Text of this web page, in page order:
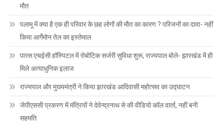
मौत
पलामू में क्या है एक ही परिवार के छह लोगों की मौत का कारण ? परिजनों का दावा- नहीं
किया आर्गेमोन तेल का इस्तेमाल
पारस एचईसी हॉस्पिटल में रोबोटिक सर्जरी सुविधा शुरू, राज्यपाल बोले- झारखंड में ही
मिले अत्याधुनिक इलाज
राज्यपाल और मुख्यमंत्री ने किया झारखंड आदिवासी महोत्सव का उद्घाटन
जेपीएससी प्रकरण में मंत्रियों ने देवेन्द्रनाथ से की वीडियो कॉल वार्ता, नहीं बनी
सहमति